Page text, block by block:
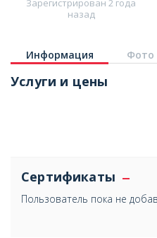
Зарегистрирован 2 года
назад
Информация Фото
Услуги и цены
Сертификаты
Пользователь пока не